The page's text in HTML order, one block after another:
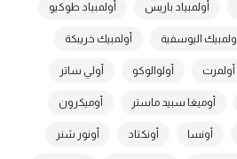
أولمبياد باريس أولمبياد طوكيو
أولمبيك اليوسفية أولمبيك خريبكة
أولمرت أولوالوكو أولي ساتر
أوميغا سبيد ماستر أوميكرون
أونسا أونكتاد أونور شنر